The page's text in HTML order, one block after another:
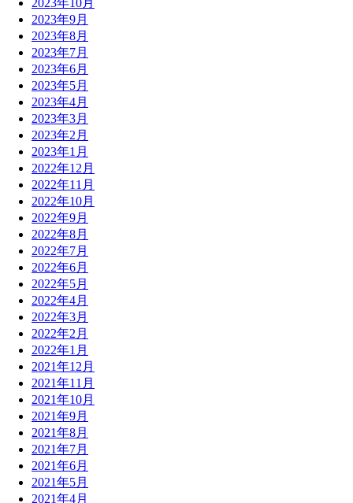
2023年10月
2023年9月
2023年8月
2023年7月
2023年6月
2023年5月
2023年4月
2023年3月
2023年2月
2023年1月
2022年12月
2022年11月
2022年10月
2022年9月
2022年8月
2022年7月
2022年6月
2022年5月
2022年4月
2022年3月
2022年2月
2022年1月
2021年12月
2021年11月
2021年10月
2021年9月
2021年8月
2021年7月
2021年6月
2021年5月
2021年4月